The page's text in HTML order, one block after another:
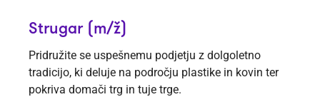
Strugar (m/ž)
Pridružite se uspešnemu podjetju z dolgoletno
tradicijo, ki deluje na področju plastike in kovin ter
pokriva domači trg in tuje trge.